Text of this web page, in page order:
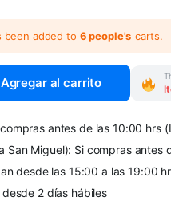
been added to 6 people's carts.
Agregar al carrito
antes de las 10:00 hrs
San Miguel): Si compras antes
desde las 15:00 a las 19:00
2 días hábiles